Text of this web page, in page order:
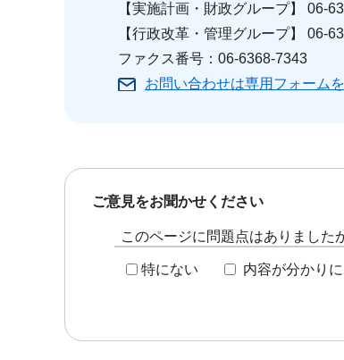
【実施計画・財政グループ】 06-
【行政改革・管理グループ】 06-
ファクス番号：06-6368-7343
お問い合わせは専用フォーム
ご意見をお聞かせください
このページに問題点はありました
特にない 内容が分かり